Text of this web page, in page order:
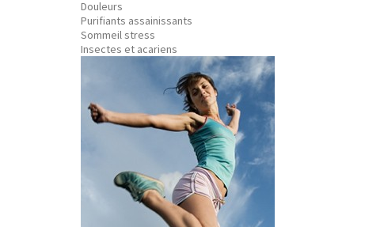
Douleurs
Purifiants assainissants
Sommeil stress
Insectes et acariens